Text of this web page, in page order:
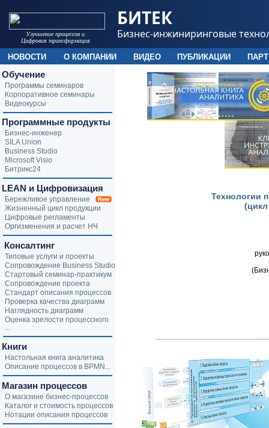
Технологии
Обучение
Программы семинаров
Корпоративное семинары
Видеокурсы
Программные продукты
Бизнес-инженер
SILA Union
Business Studio
Microsoft Visio
Битрикс24
LEAN и Цифровизация
Бережливое управление
Жизненный цикл продукции
Цифровые регламенты
Оргизменения и расчет НЧ
Консалтинг
Типовые услуги и проекты
Сопровождение Business Studio
Стартовый семинар-практикум
Сопровождение проекта
Стандарт описания процессов
Проверка качества диаграмм
Наглядность диаграмм
Оценка зрелости процессного
...
Книги
Настольная книга аналитика
Описание процессов в BPMN...
Магазин процессов
О магазине бизнес-процессов
Каталог и стоимость процессов
Нотации описания процессов
Улучшение процессов и
Цифровая трансформация
БИТЕК
Бизнес-инжиниринговые
НОВОСТИ О КОМПАНИИ ВИДЕО ПУБЛИКАЦИИ